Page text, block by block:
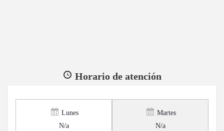
Horario de atención
Lunes
N/a
Martes
N/a